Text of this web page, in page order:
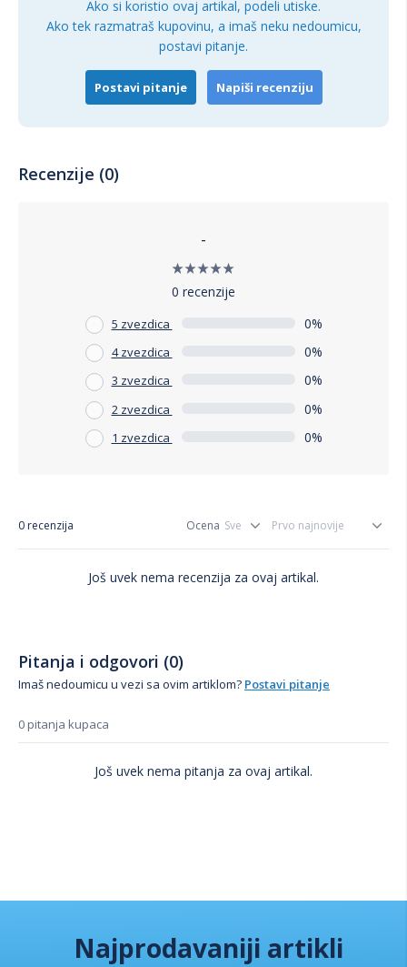
Ako si koristio ovaj artikal, podeli utiske.
Ako tek razmatraš kupovinu, a imaš neku nedoumicu,
postavi pitanje.
Postavi pitanje Napiši recenziju
Recenzije (0)
-
0 recenzije
5 zvezdica 0%
4 zvezdica 0%
3 zvezdica 0%
2 zvezdica 0%
1 zvezdica 0%
0 recenzija Ocena
Još uvek nema recenzija za ovaj artikal.
Pitanja i odgovori (0)
Imaš nedoumicu u vezi sa ovim artiklom? Postavi pitanje
0 pitanja kupaca
Još uvek nema pitanja za ovaj artikal.
Najprodavaniji artikli